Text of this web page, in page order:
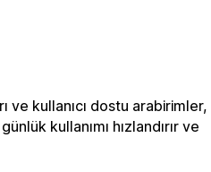
ve kullanıcı dostu arabirimler,
kullanımı hızlandırır ve